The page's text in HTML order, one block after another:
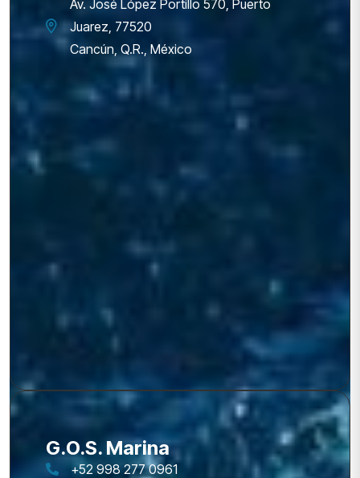
Av. José López Portillo 570, Puerto
Juarez, 77520
Cancún, Q.R., México
G.O.S. Marina
+52 998 277 0961